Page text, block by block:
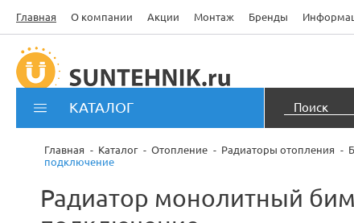
Главная О компании Акции Монтаж Бренды
КАТАЛОГ
Главная Каталог Отопление Радиаторы отопления
подключение
Радиатор монолитный